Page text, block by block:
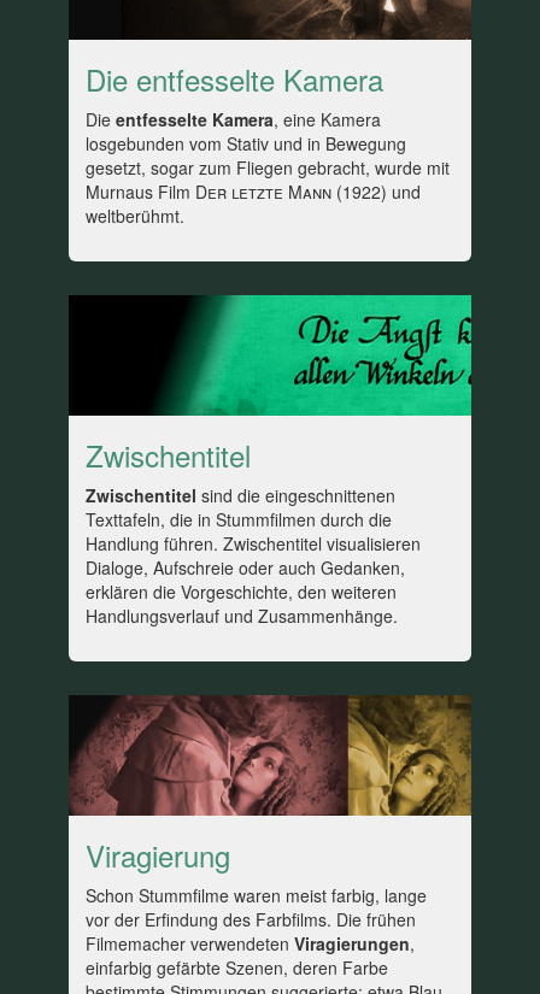
Die entfesselte Kamera
Die entfesselte Kamera, eine Kamera
losgebunden vom Stativ und in Bewegung
gesetzt, sogar zum Fliegen gebracht, wurde mit
Murnaus Film Der letzte Mann (1922) und
weltberühmt.
Zwischentitel
Zwischentitel sind die eingeschnittenen
Texttafeln, die in Stummfilmen durch die
Handlung führen. Zwischentitel visualisieren
Dialoge, Aufschreie oder auch Gedanken,
erklären die Vorgeschichte, den weiteren
Handlungsverlauf und Zusammenhänge.
Viragierung
Schon Stummfilme waren meist farbig, lange
vor der Erfindung des Farbfilms. Die frühen
Filmemacher verwendeten Viragierungen,
einfarbig gefärbte Szenen, deren Farbe